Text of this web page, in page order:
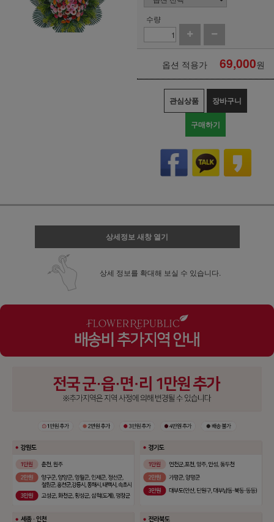
수량
옵션 적용가 69,000원
관심상품 장바구니
구매하기
상세정보 새창 열기
상세 정보를 확대해 보실 수 있습니다.